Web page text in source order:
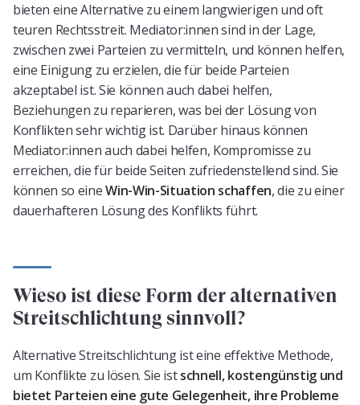
bieten eine Alternative zu einem langwierigen und oft
teuren Rechtsstreit. Mediator:innen sind in der Lage,
zwischen zwei Parteien zu vermitteln, und können helfen,
eine Einigung zu erzielen, die für beide Parteien
akzeptabel ist. Sie können auch dabei helfen,
Beziehungen zu reparieren, was bei der Lösung von
Konflikten sehr wichtig ist. Darüber hinaus können
Mediator:innen auch dabei helfen, Kompromisse zu
erreichen, die für beide Seiten zufriedenstellend sind. Sie
können so eineWin-Win-Situation schaffen, die zu einer
dauerhafteren Lösung des Konflikts führt.
Wieso ist diese Form der alternativen
Streitschlichtung sinnvoll?
Alternative Streitschlichtung ist eine effektive Methode,
um Konflikte zu lösen. Sie istschnell, kostengünstig und
bietet Parteien eine gute Gelegenheit, ihre Probleme